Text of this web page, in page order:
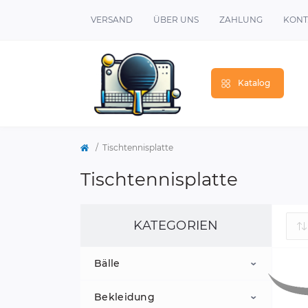
VERSAND ÜBER UNS ZAHLUNG
Katalog
Tischtennisplatte
Tischtennisplatte
KATEGORIEN
Bälle
Freizeitbälle
Bekleidung